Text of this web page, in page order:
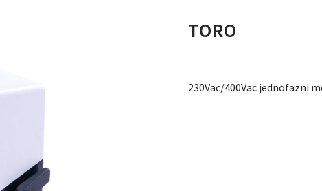
TORO
230Vac/400Vac jednofazni